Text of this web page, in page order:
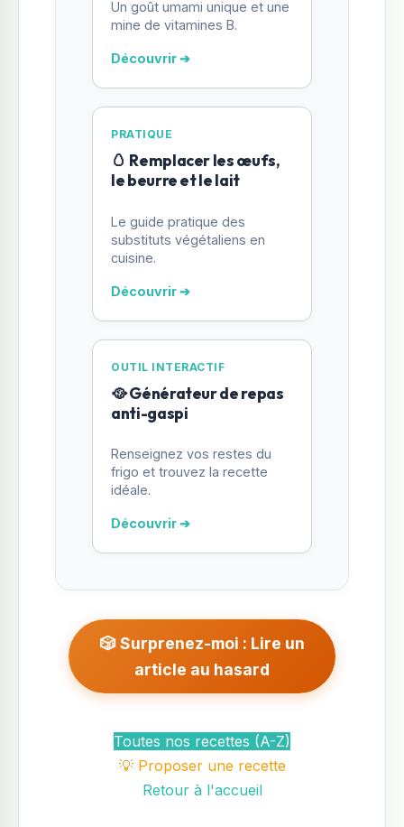
Un goût umami unique et une
mine de vitamines B.
Découvrir ➔
PRATIQUE
🥚 Remplacer les œufs,
le beurre et le lait
Le guide pratique des
substituts végétaliens en
cuisine.
Découvrir ➔
OUTIL INTERACTIF
🥘 Générateur de repas
anti-gaspi
Renseignez vos restes du
frigo et trouvez la recette
idéale.
Découvrir ➔
🎲 Surprenez-moi : Lire un
article au hasard
Toutes nos recettes (A-Z)
💡 Proposer une recette
Retour à l'accueil